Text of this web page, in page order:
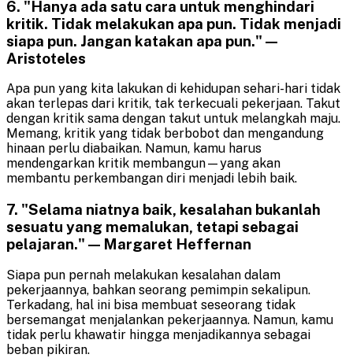
6. "Hanya ada satu cara untuk menghindari
kritik. Tidak melakukan apa pun. Tidak menjadi
siapa pun. Jangan katakan apa pun." —
Aristoteles
Apa pun yang kita lakukan di kehidupan sehari-hari tidak
akan terlepas dari kritik, tak terkecuali pekerjaan. Takut
dengan kritik sama dengan takut untuk melangkah maju.
Memang, kritik yang tidak berbobot dan mengandung
hinaan perlu diabaikan. Namun, kamu harus
mendengarkan kritik membangun—yang akan
membantu perkembangan diri menjadi lebih baik.
7. "Selama niatnya baik, kesalahan bukanlah
sesuatu yang memalukan, tetapi sebagai
pelajaran." — Margaret Heffernan
Siapa pun pernah melakukan kesalahan dalam
pekerjaannya, bahkan seorang pemimpin sekalipun.
Terkadang, hal ini bisa membuat seseorang tidak
bersemangat menjalankan pekerjaannya. Namun, kamu
tidak perlu khawatir hingga menjadikannya sebagai
beban pikiran.